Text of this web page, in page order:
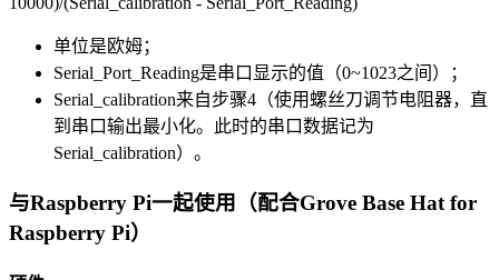
单位是欧姆；
Serial_Port_Reading是串口显示的值（0~1023之间）；
Serial_calibration来自步骤4（使用螺丝刀调节电阻器，直
到串口输出最小化。此时的串口数据记为
Serial_calibration）。
与Raspberry Pi一起使用（配合Grove Base Hat for
Raspberry Pi）